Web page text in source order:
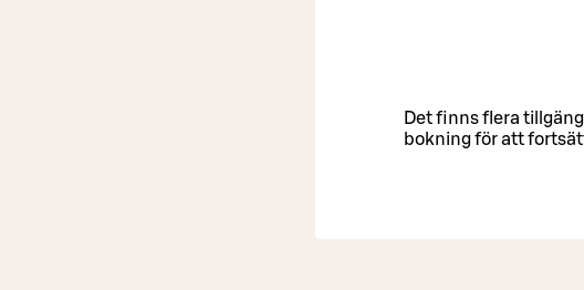
Det finns flera
bokning för att